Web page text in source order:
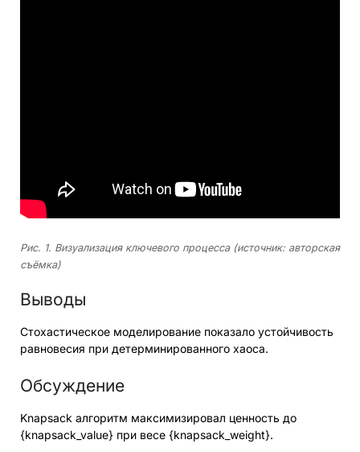
Рис. 1. Визуализация ключевого процесса (источник: авторская
съёмка)
Выводы
Стохастическое моделирование показало устойчивость
равновесия при детерминированного хаоса.
Обсуждение
Knapsack алгоритм максимизировал ценность до
{knapsack_value} при весе {knapsack_weight}.